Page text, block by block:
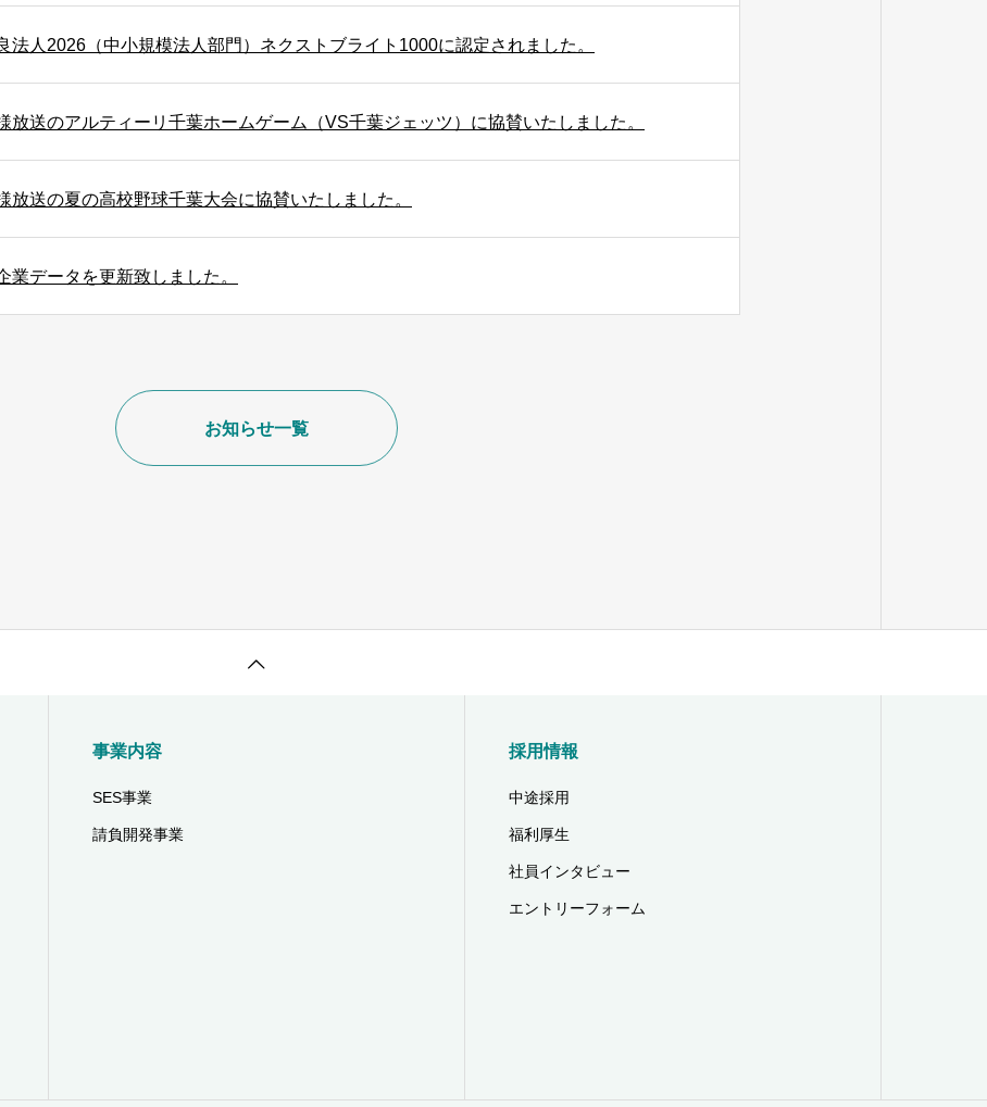
法人2026（中小規模法人部門）ネクストブライト1000に認定されました。
放送のアルティーリ千葉ホームゲーム（VS千葉ジェッツ）に協賛いたしました。
放送の夏の高校野球千葉大会に協賛いたしました。
業データを更新致しました。
お知らせ一覧
事業内容
SES事業
請負開発事業
採用情報
中途採用
福利厚生
社員インタビュー
エントリーフォーム